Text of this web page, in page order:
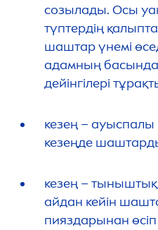
созылады. Осы
түптердің
шаштар үнемі
адамның
дейінгілері
кезең – ауыспалы
кезеңде
кезең –
айдан кейін
пияздарынан